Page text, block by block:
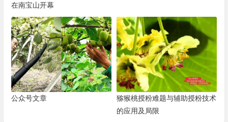
在南宝山开幕
公众号文章
猕猴桃授粉难题与辅助授粉技术
的应用及局限